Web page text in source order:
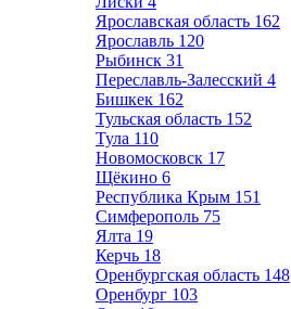
Ярославская область 162
Ярославль 120
Рыбинск 31
Переславль-Залесский 4
Бишкек 162
Тульская область 152
Тула 110
Новомосковск 17
Щёкино 6
Республика Крым 151
Симферополь 75
Ялта 19
Керчь 18
Оренбургская область 148
Оренбург 103